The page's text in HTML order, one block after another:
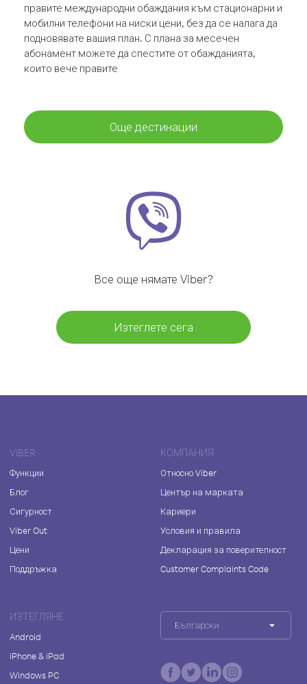
правите международни обаждания към стационарни и
мобилни телефони на ниски цени, без да се налага да
подновявате вашия план. С плана за месечен
абонамент можете да спестите от обажданията,
които вече правите
Още дестинации
Все още нямате Viber?
Изтеглете сега
VIBER
Функции
Блог
Сигурност
Viber Out
Цени
Поддръжка
КОМПАНИЯ
Относно Viber
Център на марката
Кариери
Условия и правила
Декларация за поверителност
Customer Complaints Code
ИЗТЕГЛЯНЕ
Android
iPhone & iPad
Windows PC
Български